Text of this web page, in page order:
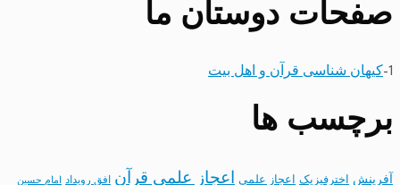
صفحات دوستان ما
1- کیهان شناسی قرآن و اهل بیت
برچسب ها
آفرینش اخترفیزیک اعجاز علمی اعجاز علمی قرآن افق رویداد امام حسین